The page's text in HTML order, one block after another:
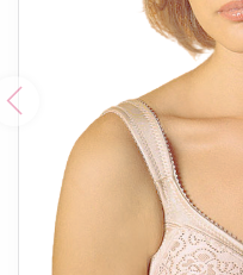
Poprzedni